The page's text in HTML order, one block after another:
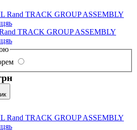
TRACK GROUP ASSEMBLY